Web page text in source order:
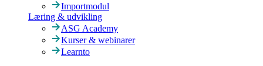
Importmodul
Læring & udvikling
ASG Academy
Kurser & webinarer
Learnto